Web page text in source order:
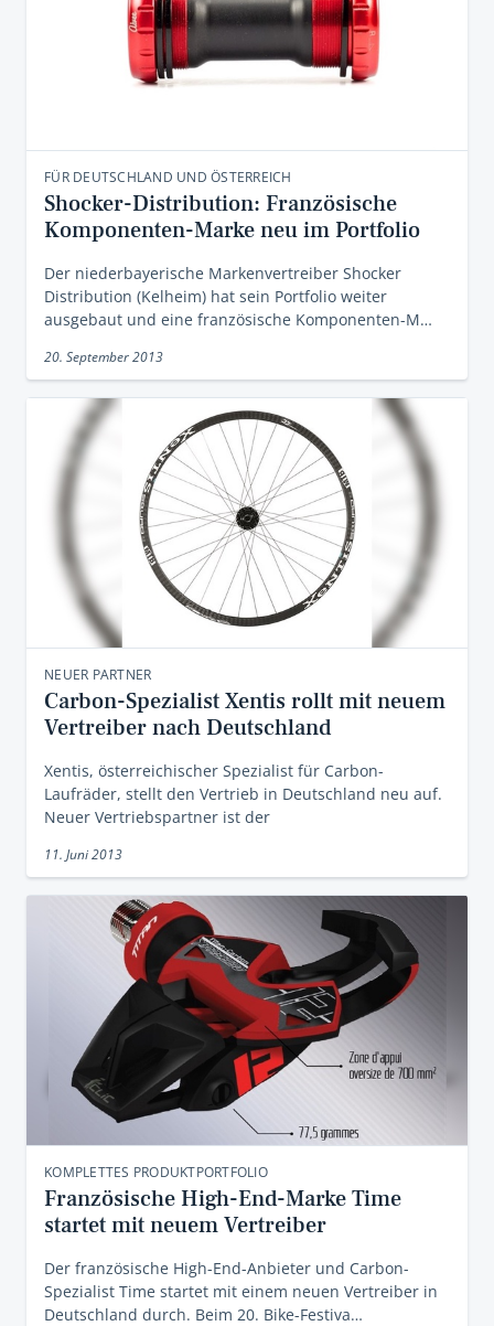
FÜR DEUTSCHLAND UND ÖSTERREICH
Shocker-Distribution: Französische
Komponenten-Marke neu im Portfolio
Der niederbayerische Markenvertreiber Shocker
Distribution (Kelheim) hat sein Portfolio weiter
ausgebaut und eine französische Komponenten-M…
20. September 2013
NEUER PARTNER
Carbon-Spezialist Xentis rollt mit neuem
Vertreiber nach Deutschland
Xentis, österreichischer Spezialist für Carbon-
Laufräder, stellt den Vertrieb in Deutschland neu auf.
Neuer Vertriebspartner ist der
11. Juni 2013
KOMPLETTES PRODUKTPORTFOLIO
Französische High-End-Marke Time
startet mit neuem Vertreiber
Der französische High-End-Anbieter und Carbon-
Spezialist Time startet mit einem neuen Vertreiber in
Deutschland durch. Beim 20. Bike-Festiva…